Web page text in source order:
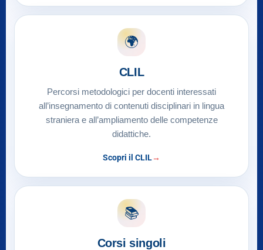
🌍
CLIL
Percorsi metodologici per docenti interessati
all’insegnamento di contenuti disciplinari in lingua
straniera e all’ampliamento delle competenze
didattiche.
Scopri il CLIL
📚
Corsi singoli